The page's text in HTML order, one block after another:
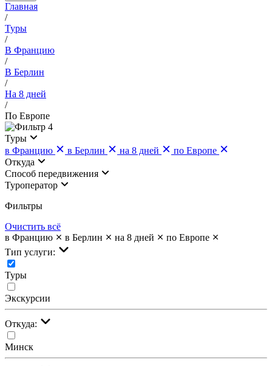
Главная
/
Туры
/
В Францию
/
В Берлин
/
На 8 дней
/
По Европе
4
Туры
в Францию
в Берлин на 8 дней
по Европе
Откуда
Cпособ передвижения
Туроператор
Фильтры
Очистить всё
в Францию
в Берлин на 8 дней
по Европе
Тип услуги:
Туры
Экскурсии
Откуда:
Минск